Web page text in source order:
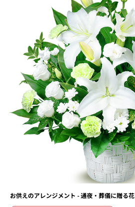
お供えのアレンジメント - 通夜・葬儀に贈る花